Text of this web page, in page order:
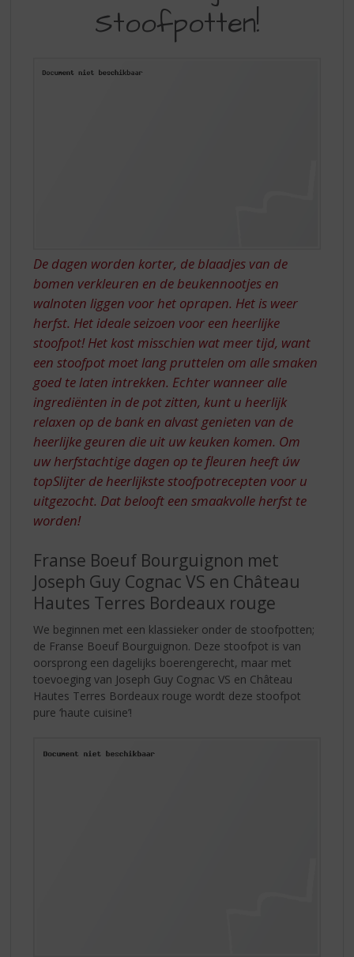
VOOR…
Stoofpotten!
De dagen worden korter, de blaadjes van de
bomen verkleuren en de beukennootjes en
walnoten liggen voor het oprapen. Het is weer
herfst. Het ideale seizoen voor een heerlijke
stoofpot! Het kost misschien wat meer tijd, want
een stoofpot moet lang pruttelen om alle smaken
goed te laten intrekken. Echter wanneer alle
ingrediënten in de pot zitten, kunt u heerlijk
relaxen op de bank en alvast genieten van de
heerlijke geuren die uit uw keuken komen. Om
uw herfstachtige dagen op te fleuren heeft úw
topSlijter de heerlijkste stoofpotrecepten voor u
uitgezocht. Dat belooft een smaakvolle herfst te
worden!
Franse Boeuf Bourguignon met
Joseph Guy Cognac VS en Château
Hautes Terres Bordeaux rouge
We beginnen met een klassieker onder de stoofpotten;
de Franse Boeuf Bourguignon. Deze stoofpot is van
oorsprong een dagelijks boerengerecht, maar met
toevoeging van Joseph Guy Cognac VS en Château
Hautes Terres Bordeaux rouge wordt deze stoofpot
pure ‘haute cuisine’!